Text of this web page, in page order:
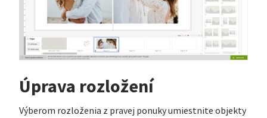
Úprava rozložení
Výberom rozloženia z pravej ponuky umiestnite objekty